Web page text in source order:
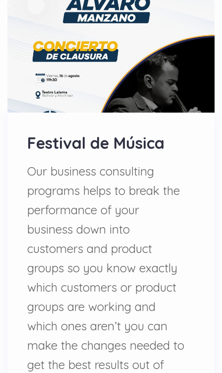
Festival de Música
Our business consulting
programs helps to break the
performance of your
business down into
customers and product
groups so you know exactly
which customers or product
groups are working and
which ones aren’t you can
make the changes needed to
get the best results out of